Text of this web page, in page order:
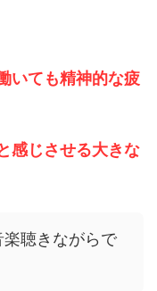
いても精神的な疲
感じさせる大きな
聴きながらで